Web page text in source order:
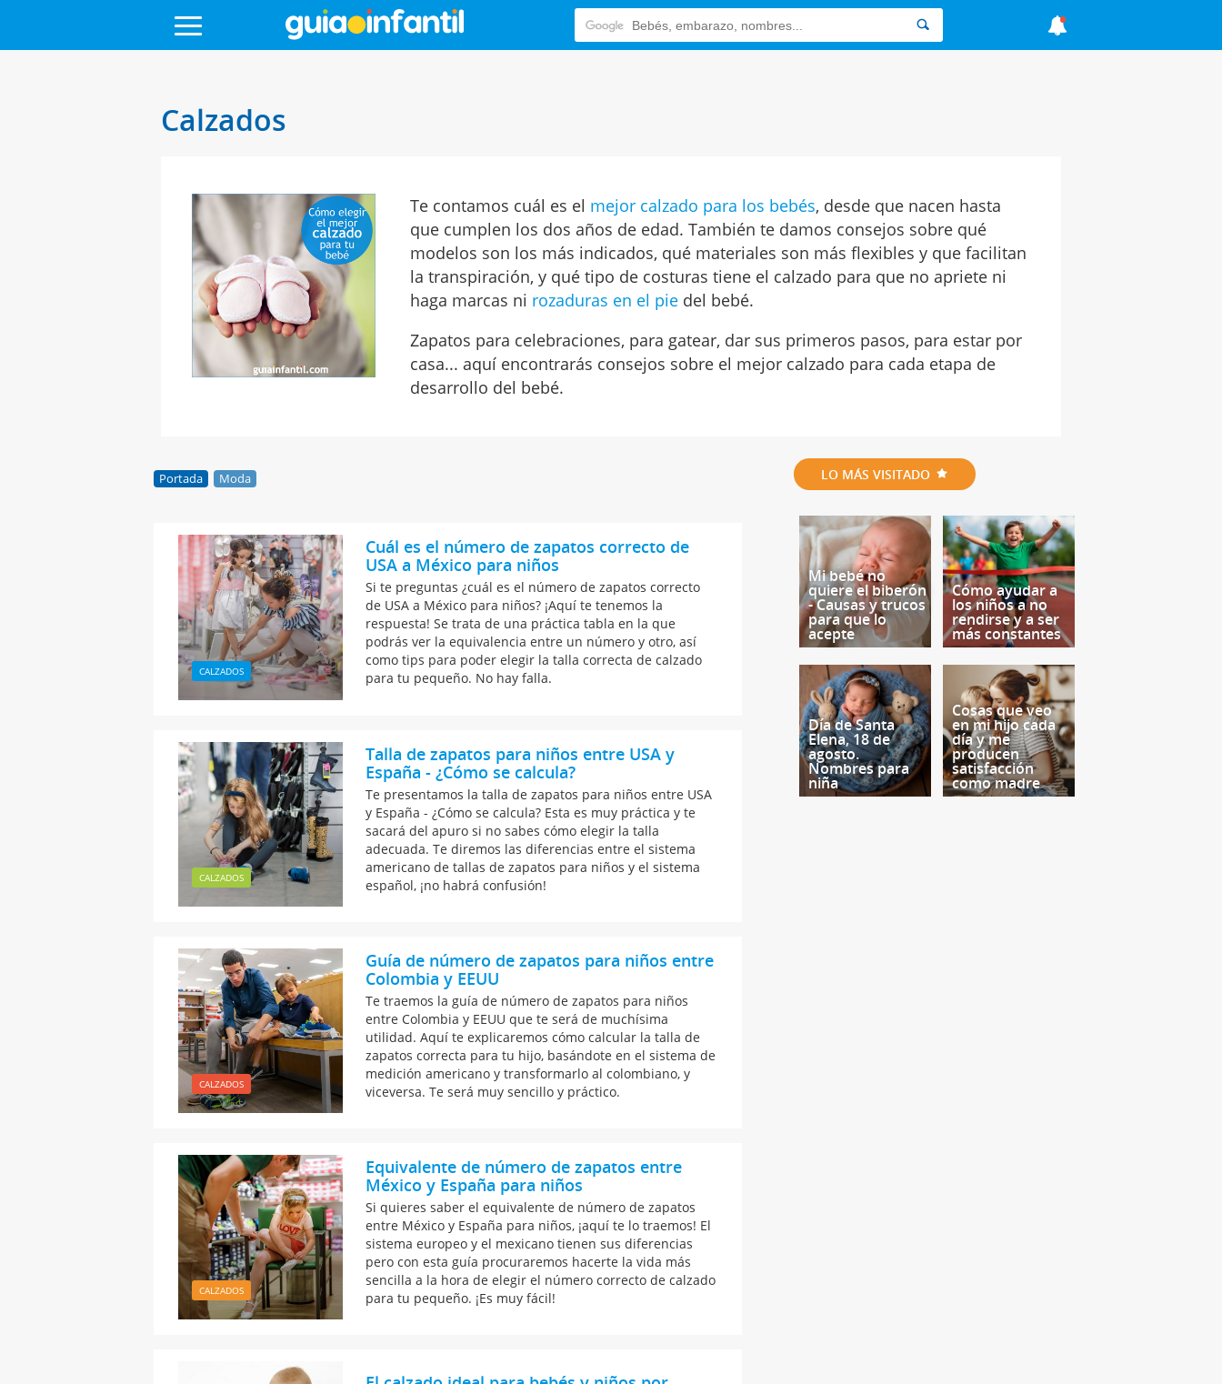
Calzados
Te contamos cuál es el mejor calzado para los bebés, desde que nacen hasta
que cumplen los dos años de edad. También te damos consejos sobre qué
modelos son los más indicados, qué materiales son más flexibles y que facilitan
la transpiración, y qué tipo de costuras tiene el calzado para que no apriete ni
haga marcas ni rozaduras en el piedel bebé.
Zapatos para celebraciones, para gatear, dar sus primeros pasos, para estar por
casa... aquí encontrarás consejos sobre el mejor calzado para cada etapa de
desarrollo del bebé.
Portada Moda
CALZADOS
Cuál es el número de zapatos correcto de
USA a México para niños
Si te preguntas ¿cuál es el número de zapatos correcto
de USA a México para niños? ¡Aquí te tenemos la
respuesta! Se trata de una práctica tabla en la que
podrás ver la equivalencia entre un número y otro, así
como tips para poder elegir la talla correcta de calzado
para tu pequeño. No hay falla.
CALZADOS
Talla de zapatos para niños entre USA y
España - ¿Cómo se calcula?
Te presentamos la talla de zapatos para niños entre USA
y España - ¿Cómo se calcula? Esta es muy práctica y te
sacará del apuro si no sabes cómo elegir la talla
adecuada. Te diremos las diferencias entre el sistema
americano de tallas de zapatos para niños y el sistema
español, ¡no habrá confusión!
CALZADOS
Guía de número de zapatos para niños entre
Colombia y EEUU
Te traemos la guía de número de zapatos para niños
entre Colombia y EEUU que te será de muchísima
utilidad. Aquí te explicaremos cómo calcular la talla de
zapatos correcta para tu hijo, basándote en el sistema de
medición americano y transformarlo al colombiano, y
viceversa. Te será muy sencillo y práctico.
CALZADOS
Equivalente de número de zapatos entre
México y España para niños
Si quieres saber el equivalente de número de zapatos
entre México y España para niños, ¡aquí te lo traemos! El
sistema europeo y el mexicano tienen sus diferencias
pero con esta guía procuraremos hacerte la vida más
sencilla a la hora de elegir el número correcto de calzado
para tu pequeño. ¡Es muy fácil!
LO MÁS VISITADO
Mi bebé no
quiere el biberón
- Causas y trucos
para que lo
acepte
Cómo ayudar a
los niños a no
rendirse y a ser
más constantes
Día de Santa
Elena, 18 de
agosto.
Nombres para
niña
Cosas que veo
en mi hijo cada
día y me
producen
satisfacción
como madre